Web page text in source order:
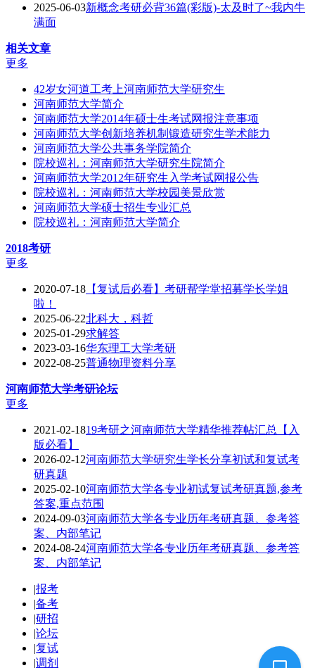
2025-06-03新概念考研必背36篇(彩版)-太及时了~我内牛
满面
相关文章
更多
42岁女河道工考上河南师范大学研究生
河南师范大学简介
河南师范大学2014年硕士生考试网报注意事项
河南师范大学创新培养机制锻造研究生学术能力
河南师范大学公共事务学院简介
院校巡礼：河南师范大学研究生院简介
河南师范大学2012年研究生入学考试网报公告
院校巡礼：河南师范大学校园美景欣赏
河南师范大学硕士招生专业汇总
院校巡礼：河南师范大学简介
2018考研
更多
2020-07-18 【复试后必看】考研帮学堂招募学长学姐
啦！
2025-06-22北科大，科哲
2025-01-29求解答
2023-03-16华东理工大学考研
2022-08-25普通物理资料分享
河南师范大学考研论坛
更多
2021-02-1819考研之河南师范大学精华推荐帖汇总【入
版必看】
2026-02-12河南师范大学研究生学长分享初试和复试考
研真题
2025-02-10河南师范大学各专业初试复试考研真题,参考
答案,重点范围
2024-09-03河南师范大学各专业历年考研真题、参考答
案、内部笔记
2024-08-24河南师范大学各专业历年考研真题、参考答
案、内部笔记
|报考
|备考
|研招
|论坛
|复试
|调剂